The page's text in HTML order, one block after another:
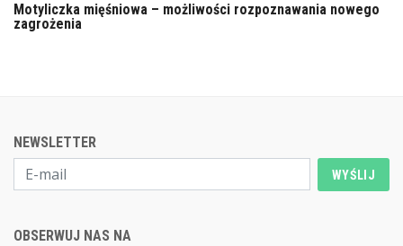
Motyliczka mięśniowa – możliwości rozpoznawania nowego
zagrożenia
NEWSLETTER
WYŚLIJ
OBSERWUJ NAS NA